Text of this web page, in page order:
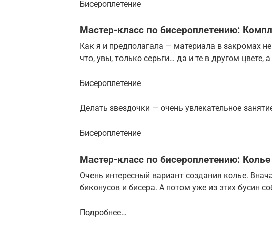
Бисероплетение
Мастер-класс по бисероплетению:
Как я и предполагала — материала в закромах
что, увы, только серьги… да и те в другом цвете,
Бисероплетение
Делать звездочки — очень увлекательное
Бисероплетение
Мастер-класс по бисероплетению:
Очень интересный вариант создания колье.
биконусов и бисера. А потом уже из этих бусин
Подробнее…